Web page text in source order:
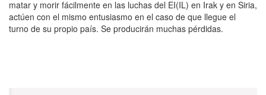
matar y morir fácilmente en las luchas del EI(IL) en Irak y en Siria,
actúen con el mismo entusiasmo en el caso de que llegue el
turno de su propio país. Se producirán muchas pérdidas.